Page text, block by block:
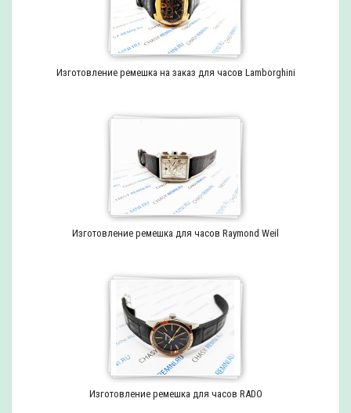
Изготовление ремешка на заказ для часов Lamborghini
Изготовление ремешка для часов Raymond Weil
Изготовление ремешка для часов RADO